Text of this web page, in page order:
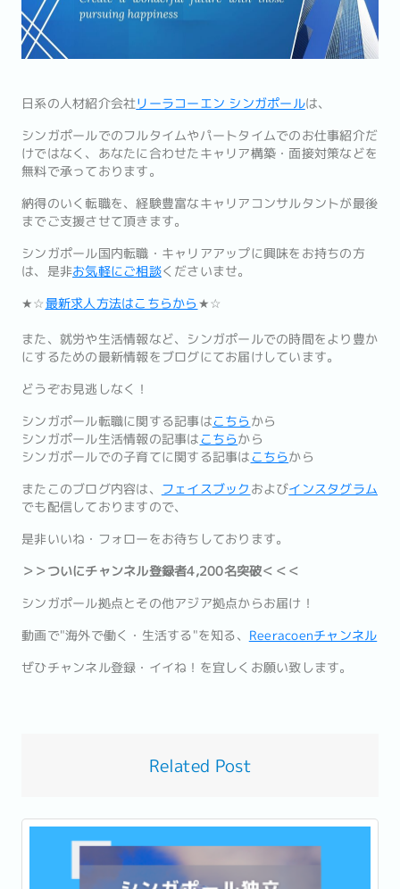
日系の人材紹介会社リーラコーエン シンガポールは、
シンガポールでのフルタイムやパートタイムでのお仕事紹介だ
けではなく、あなたに合わせたキャリア構築・面接対策などを
無料で承っております。
納得のいく転職を、経験豊富なキャリアコンサルタントが最後
までご支援させて頂きます。
シンガポール国内転職・キャリアアップに興味をお持ちの方
は、是非お気軽にご相談くださいませ。
★☆最新求人方法はこちらから ★☆
また、就労や生活情報など、シンガポールでの時間をより豊か
にするための最新情報をブログにてお届けしています。
どうぞお見逃しなく！
シンガポール転職に関する記事はこちら から
シンガポール生活情報の記事はこちらから
シンガポールでの子育てに関する記事はこちらから
またこのブログ内容は、 フェイスブック およびインスタグラム
でも配信しておりますので、
是非いいね・フォローをお待ちしております。
＞＞ついにチャンネル登録者4,200名突破＜＜＜
シンガポール拠点とその他アジア拠点からお届け！
動画で"海外で働く・生活する"を知る、 Reeracoenチャンネル
ぜひチャンネル登録・イイね！を宜しくお願い致します。
Related Post